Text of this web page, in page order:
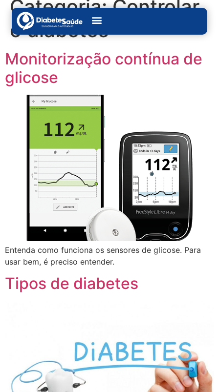
Categoria:Controlar
o diabetes
Monitorização contínua de
glicose
Entenda como funciona os sensores de glicose. Para
usar bem, é preciso entender.
Tipos de diabetes